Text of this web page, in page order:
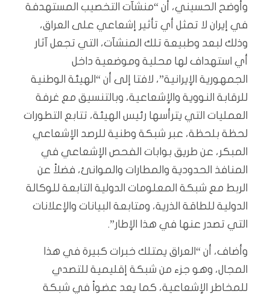
وأوضح الحسيني، أن “منشآت التخصيب المستهدفة
في إيران لا تمثل أي تأثير إشعاعي على العراق،
وذلك لبعد وطبيعة تلك المنشآت، التي تجعل آثار
أي استهداف لها محلية وموضعية داخل
الجمهورية الإيرانية”، لافتا إلى أن “الهيئة الوطنية
للرقابة النووية والإشعاعية، وبالتنسيق مع غرفة
العمليات التي يترأسها رئيس الهيئة، تتابع التطورات
لحظة بلحظة، عبر شبكة وطنية للرصد الإشعاعي
المبكر، عن طريق بوابات الفحص الإشعاعي في
المنافذ الحدودية والمطارات والموانئ، فضلاً عن
الربط مع شبكة المعلومات الدولية التابعة للوكالة
الدولية للطاقة الذرية، ومتابعة البيانات والإعلانات
التي تصدر عنها في هذا الإطار”.
وأضاف، أن “العراق يمتلك خبرات كبيرة في هذا
المجال، وهو جزء من شبكة إقليمية للتصدي
للمخاطر الإشعاعية، كما يعد عضواً في شبكة